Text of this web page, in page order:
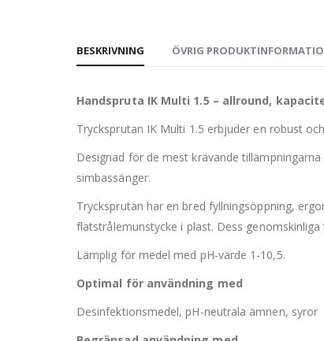
BESKRIVNING ÖVRIG
Handspruta IK Multi 1.5 – allround,
Trycksprutan IK Multi 1.5 erbjuder en robust
Designad för de mest krävande
simbassänger.
Trycksprutan har en bred fyllningsöppning,
flatstrålemunstycke i plast. Dess
Lämplig för medel med pH-värde 1-10,5.
Optimal för användning med
Desinfektionsmedel, pH-neutrala ämnen, syror